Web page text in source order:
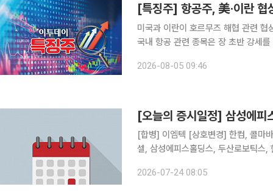
[특징주] 항공주, 美·이란
미국과 이란이 호르무즈 해협 관련
국내 항공 관련 종목은 장 초반 강세를 보이고 있다. 5일 한국거래소에
(5.28%), 대한항공(4.41%), 아시
2026-08-05 09:46
[오늘의 증시일정] 삼성에피
[합병] 이엠텍 [상호변경] 한컴, 콜마바이오텍 [결산실적공시 예정] LX세미콘, 제일기획, 두산퓨얼
셀, 삼성에피스홀딩스, 두산로보틱스, 현대로템 [주주총회] DH오토넥스, 삼성
2026-07-24 08:05